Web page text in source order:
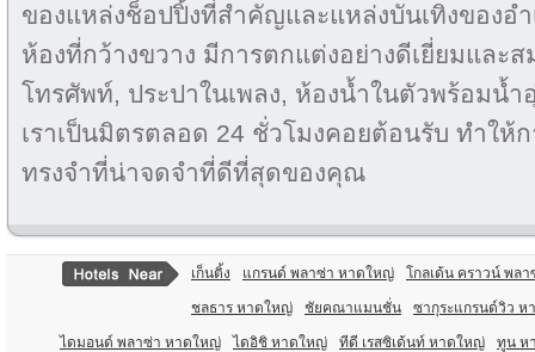
ของแหล่งช็อปปิ้งที่สำคัญและแหล่งบันเทิงของอ
ห้องที่กว้างขวาง มีการตกแต่งอย่างดีเยี่ยมและ
โทรศัพท์, ประปาในเพลง, ห้องน้ำในตัวพร้อมน้
เราเป็นมิตรตลอด 24 ชั่วโมงคอยต้อนรับ ทำให้
ทรงจำที่น่าจดจำที่ดีที่สุดของคุณ
เก็นติ้ง แกรนด์ พลาซ่า หาดใหญ่ โกลเด้น คราวน์ พลา
ชลธาร หาดใหญ่ ชัยคณาแมนชั่น ซากุระแกรนด์วิว ห
ไดมอนด์ พลาซ่า หาดใหญ่ ไดอิชิ หาดใหญ่ ทีดี เรสซิเด้นท์ หาดใหญ่ ทูน ห